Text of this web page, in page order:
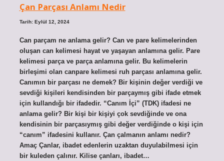
Çan Parçası Anlamı Nedir
Tarih: Eylül 12, 2024
Can parçam ne anlama gelir? Can ve pare kelimelerinden
oluşan can kelimesi hayat ve yaşayan anlamına gelir. Pare
kelimesi parça ve parça anlamına gelir. Bu kelimelerin
birleşimi olan canpare kelimesi ruh parçası anlamına gelir.
Canımın bir parçası ne demek? Bir kişinin değer verdiği ve
sevdiği kişileri kendisinden bir parçaymış gibi ifade etmek
için kullandığı bir ifadedir. “Canım İçi” (TDK) ifadesi ne
anlama gelir? Bir kişi bir kişiyi çok sevdiğinde ve ona
kendisinin bir parçasıymış gibi değer verdiğinde o kişi için
“canım” ifadesini kullanır. Çan çalmanın anlamı nedir?
Amaç Çanlar, ibadet edenlerin uzaktan duyulabilmesi için
bir kuleden çalınır. Kilise çanları, ibadet…